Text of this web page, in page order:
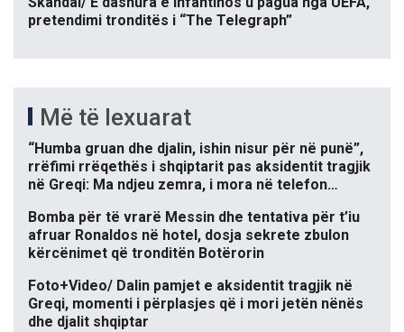
pretendimi tronditës i “The Telegraph”
Më të lexuarat
“Humba gruan dhe djalin, ishin nisur për në punë”,
rrëfimi rrëqethës i shqiptarit pas aksidentit tragjik
në Greqi: Ma ndjeu zemra, i mora në telefon…
Bomba për të vrarë Messin dhe tentativa për t’iu
afruar Ronaldos në hotel, dosja sekrete zbulon
kërcënimet që tronditën Botërorin
Foto+Video/ Dalin pamjet e aksidentit tragjik në
Greqi, momenti i përplasjes që i mori jetën nënës
dhe djalit shqiptar